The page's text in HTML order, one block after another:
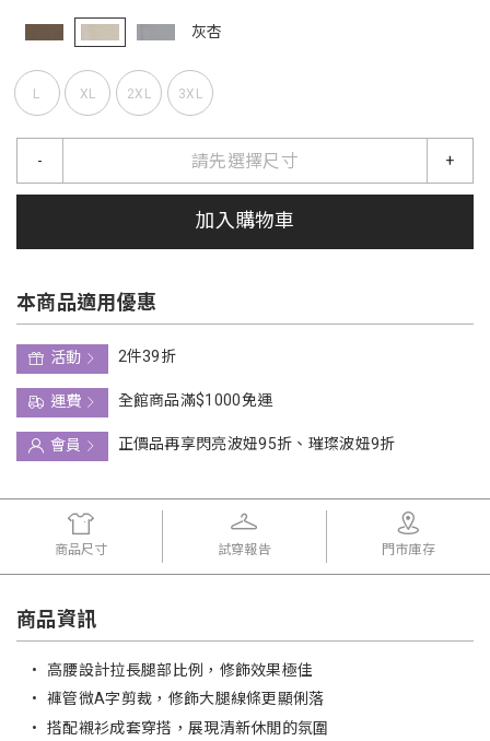
灰杏
L XL 2XL 3XL
請先選擇尺寸
- +
加入購物車
本商品適用優惠
活動
2件39折
運費
全館商品滿$1000免運
會員
正價品再享閃亮波妞95折、璀璨波妞9折
商品尺寸 試穿報告 門市庫存
商品資訊
• 高腰設計拉長腿部比例，修飾效果極佳
• 褲管微A字剪裁，修飾大腿線條更顯俐落
• 搭配襯衫成套穿搭，展現清新休閒的氛圍